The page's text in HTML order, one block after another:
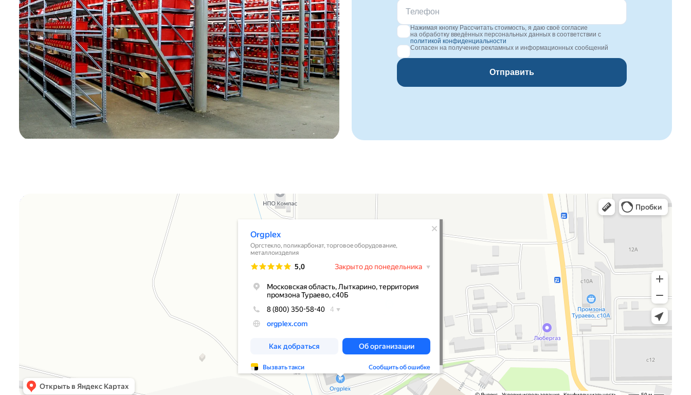
Нажимая кнопку Рассчитать стоимость, я даю своё согласие
на обработку введённых персональных данных в соответствии с
политикой конфиденциальности
Согласен на получение рекламных и информационных сообщений
Отправить
Orgplex